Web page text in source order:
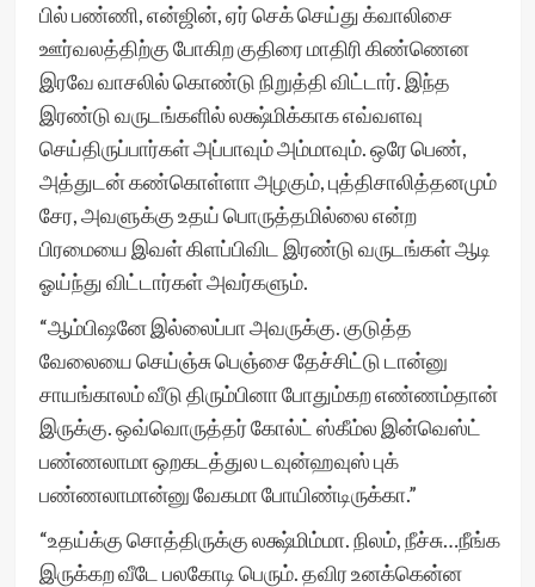
பில் பண்ணி, என்ஜின், ஏர் செக் செய்து க்வாலிசை
ஊர்வலத்திற்கு போகிற குதிரை மாதிரி கிண்ணென
இரவே வாசலில் கொண்டு நிறுத்தி விட்டார். இந்த
இரண்டு வருடங்களில் லக்ஷ்மிக்காக எவ்வளவு
செய்திருப்பார்கள் அப்பாவும் அம்மாவும். ஒரே பெண்,
அத்துடன் கண்கொள்ளா அழகும், புத்திசாலித்தனமும்
சேர, அவளுக்கு உதய் பொருத்தமில்லை என்ற
பிரமையை இவள் கிளப்பிவிட இரண்டு வருடங்கள் ஆடி
ஓய்ந்து விட்டார்கள் அவர்களும்.
“ஆம்பிஷனே இல்லைப்பா அவருக்கு. குடுத்த
வேலையை செய்ஞ்சு பெஞ்சை தேச்சிட்டு டான்னு
சாயங்காலம் வீடு திரும்பினா போதும்கற எண்ணம்தான்
இருக்கு. ஒவ்வொருத்தர் கோல்ட் ஸ்கீம்ல இன்வெஸ்ட்
பண்ணலாமா ஒறகடத்துல டவுன்ஹவுஸ் புக்
பண்ணலாமான்னு வேகமா போயிண்டிருக்கா.”
“உதய்க்கு சொத்திருக்கு லக்ஷ்மிம்மா. நிலம், நீச்சு…நீங்க
இருக்கற வீடே பலகோடி பெரும். தவிர உனக்கென்ன